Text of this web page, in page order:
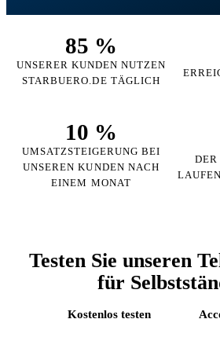
85 %
UNSERER KUNDEN NUTZEN
STARBUERO.DE TÄGLICH
10 %
UMSATZSTEIGERUNG BEI
UNSEREN KUNDEN NACH
EINEM MONAT
Testen Sie unseren
für
Kostenlos testen